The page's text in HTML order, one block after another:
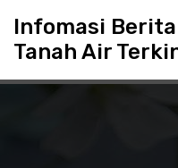
t
Infomasi Berita
Tanah Air